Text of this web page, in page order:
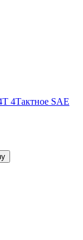
4Тактное SAE